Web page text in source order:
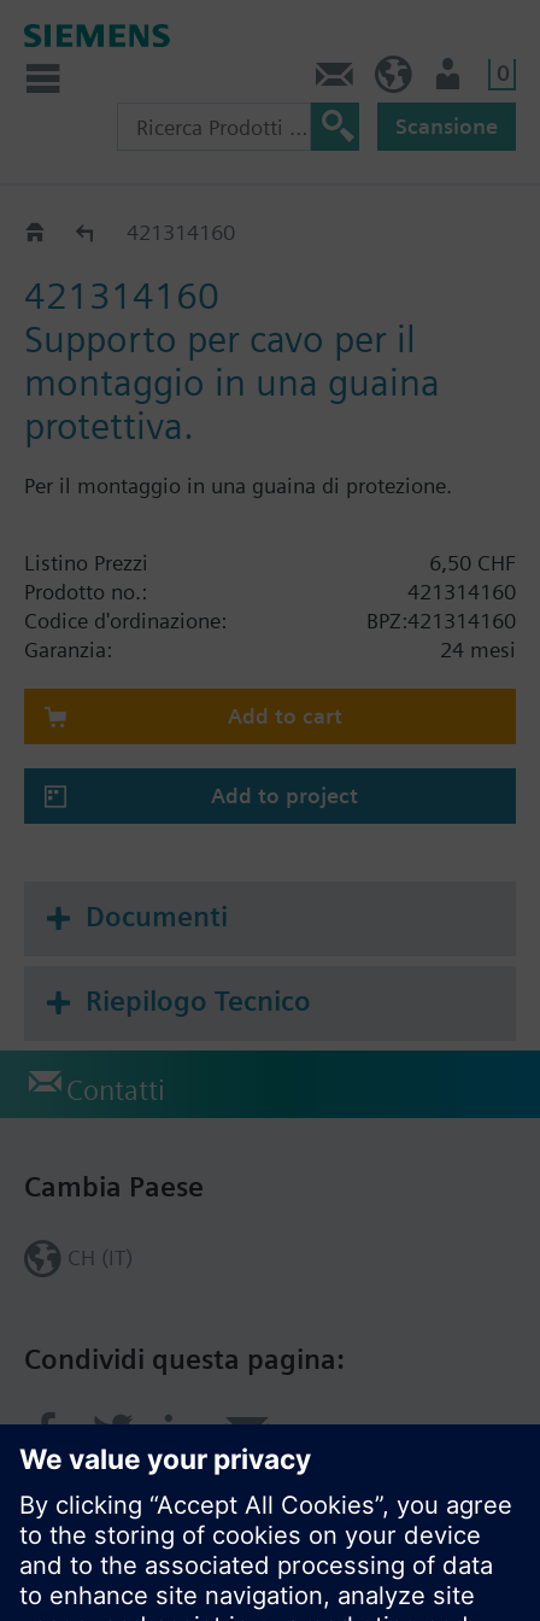
0
Scansione
Accessori per QAP..
421314160
421314160
Supporto per cavo per il
montaggio in una guaina
protettiva.
Per il montaggio in una guaina di protezione.
Listino Prezzi
6,50 CHF
Prodotto no.:
421314160
Codice d'ordinazione:
BPZ:421314160
Garanzia:
24 mesi
Add to cart
Add to project
Documenti
Riepilogo Tecnico
Contatti
Condividi questa pagina:
Cambia Paese
CH (IT)